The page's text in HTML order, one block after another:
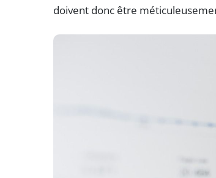
doivent donc être